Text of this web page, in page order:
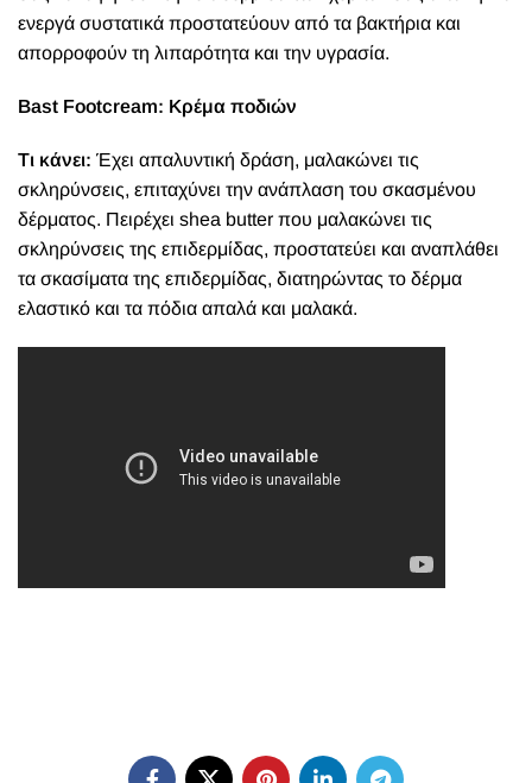
ενεργά συστατικά προστατεύουν από τα βακτήρια και
απορροφούν τη λιπαρότητα και την υγρασία.
Bast Footcream: Κρέμα ποδιών
Τι κάνει: Έχει απαλυντική δράση, μαλακώνει τις
σκληρύνσεις, επιταχύνει την ανάπλαση του σκασμένου
δέρματος. Πειρέχει shea butter που μαλακώνει τις
σκληρύνσεις της επιδερμίδας, προστατεύει και αναπλάθει
τα σκασίματα της επιδερμίδας, διατηρώντας το δέρμα
ελαστικό και τα πόδια απαλά και μαλακά.